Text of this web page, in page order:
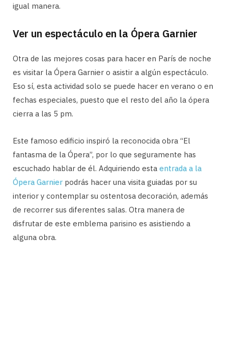
igual manera.
Ver un espectáculo en la Ópera Garnier
Otra de las mejores cosas para hacer en París de noche
es visitar la Ópera Garnier o asistir a algún espectáculo.
Eso sí, esta actividad solo se puede hacer en verano o en
fechas especiales, puesto que el resto del año la ópera
cierra a las 5 pm.
Este famoso edificio inspiró la reconocida obra “El
fantasma de la Ópera”, por lo que seguramente has
escuchado hablar de él. Adquiriendo esta entrada a la
Ópera Garnier podrás hacer una visita guiadas por su
interior y contemplar su ostentosa decoración, además
de recorrer sus diferentes salas. Otra manera de
disfrutar de este emblema parisino es asistiendo a
alguna obra.